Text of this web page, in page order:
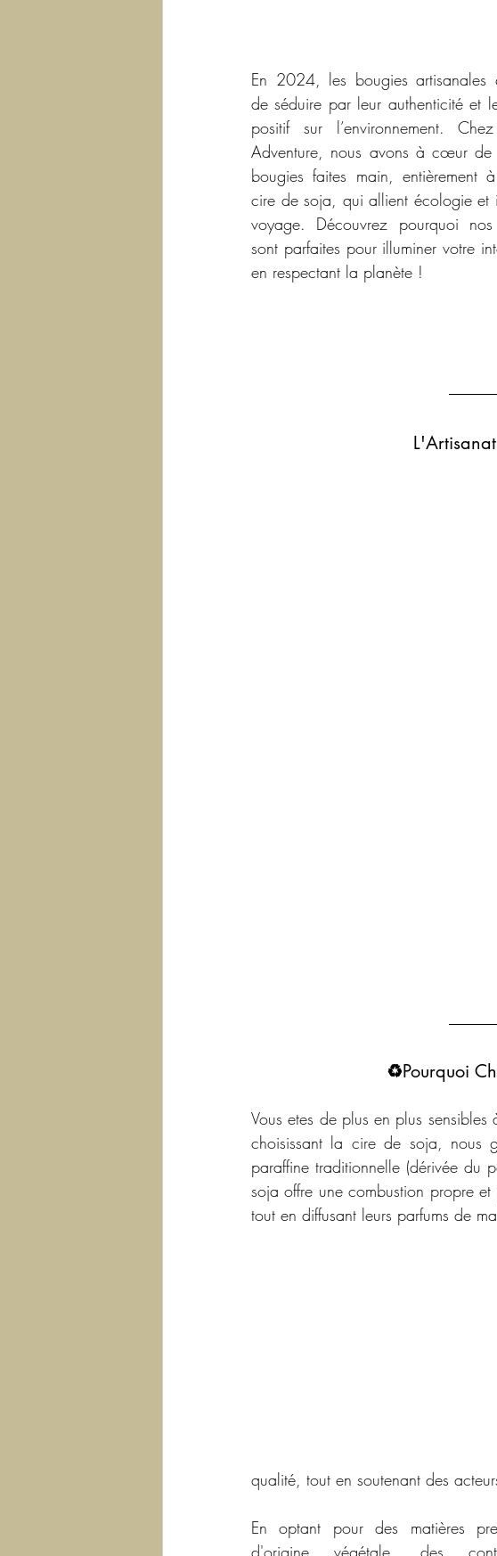
En 2024, les bougies artisanales
de séduire par leur authenticité et
positif sur l’environnement.
Adventure, nous avons à cœur de
bougies faites main, entièrement
cire de soja, qui allient écologie et
voyage. Découvrez pourquoi nos
sont parfaites pour illuminer votre
en respectant la planète !
♻️Pourquoi
Vous etes de plus en plus
choisissant la cire de soja, nous
paraffine traditionnelle (dérivée du
soja offre une combustion propre
tout en diffusant leurs parfums de
qualité, tout en soutenant des
En optant pour des matières
d'origine végétale, des